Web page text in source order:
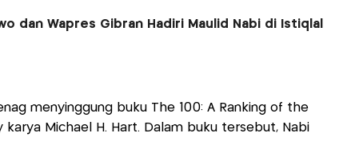
dan Wapres Gibran Hadiri Maulid Nabi di Istiqlal
menyinggung buku The 100: A Ranking of the
karya Michael H. Hart. Dalam buku tersebut, Nabi